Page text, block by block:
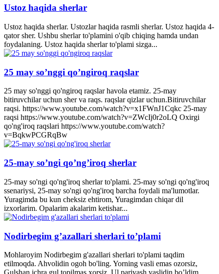
Ustoz haqida sherlar
Ustoz haqida sherlar. Ustozlar haqida rasmli sherlar. Ustoz haqida 4-
qator sher. Ushbu sherlar to'plamini o'qib chiqing hamda undan
foydalaning. Ustoz haqida sherlar to'plami sizga...
25 may so’nggi qo’ngiroq raqslar
25 may so'nggi qo'ngiroq raqslar havola etamiz. 25-may
bitiruvchilar uchun sher va raqs. raqslar qizlar uchun.Bitiruvchilar
raqsi. https://www.youtube.com/watch?v=x1FWnJ1Cqkc 25-may
raqsi https://www.youtube.com/watch?v=ZWcIj0r2oLQ Oxirgi
qo'ng'iroq raqslari https://www.youtube.com/watch?
v=BqkwPCGRqBw
25-may so’ngi qo’ng’iroq sherlar
25-may so'ngi qo'ng'iroq sherlar to'plami. 25-may so'ngi qo'ng'iroq
ssenariysi, 25-may so'ngi qo'ng'iroq barcha foydali ma'lumotlar.
Yuragimda bu kun cheksiz ehtirom, Yuragimdan chiqar dil
izxorlarim. Opalarim akalarim ketishar...
Nodirbegim g’azallari sherlari to’plami
Mohlaroyim Nodirbegim g'azallari sherlari to'plami taqdim
etilmoqda. Ahvolidin ogoh bo'ling. Yorning vasli emas ozorsiz,